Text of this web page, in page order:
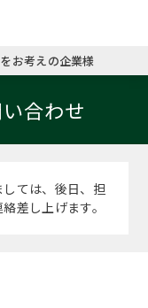
ミッシ
コンサ
お申し
キャリ
キャリ
MBAの
MBA留
日本か
英文レ
パワー
お考えの企業様
合わせ
ては、後日、担
差し上げます。